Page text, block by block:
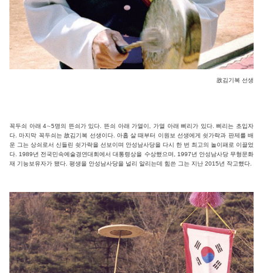
故김기복 선생
꼭두쇠 아래 4∼5명의 뜬쇠가 있다. 뜬쇠 아래 가열이, 가열 아래 삐리가 있다. 삐리는 초입자
다. 마지막 꼭두쇠는 故김기복 선생이다. 아홉 살 때부터 이원보 선생에게 쇳가락과 판제를 배
운 그는 상쇠로서 신들린 쇳가락을 선보이며 안성남사당을 다시 한 번 최고의 놀이패로 이끌었
다. 1989년 전국민속예술경연대회에서 대통령상을 수상했으며, 1997년 안성남사당 무형문화
재 기능보유자가 됐다. 평생을 안성남사당을 널리 알리는데 힘쓴 그는 지난 2015년 작고했다.